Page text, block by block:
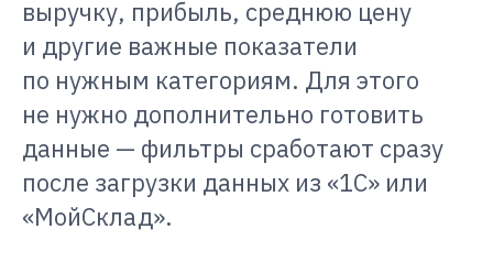
выручку, прибыль, среднюю цену
и другие важные показатели
по нужным категориям. Для этого
не нужно дополнительно готовить
данные — фильтры сработают сразу
после загрузки данных из «1С» или
«МойСклад».